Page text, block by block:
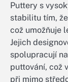
Puttery s
stabilitu tím,
což umožňuje
Jejich
spolupracují
puttování, což
při mimo